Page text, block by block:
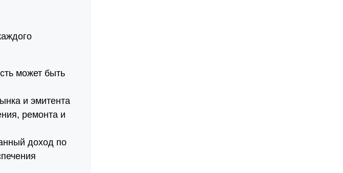
может быть
и эмитента
ремонта и
доход по